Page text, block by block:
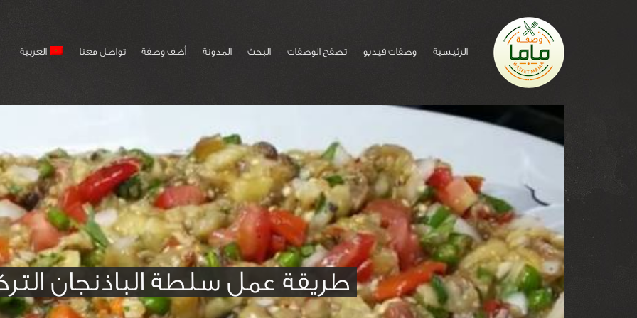
الرئيسية وصفات فيديو تصفح الوصفات البحث المدونة أضف وصفة تواصل معنا العربية
طريقة عمل سلطة الباذنجان